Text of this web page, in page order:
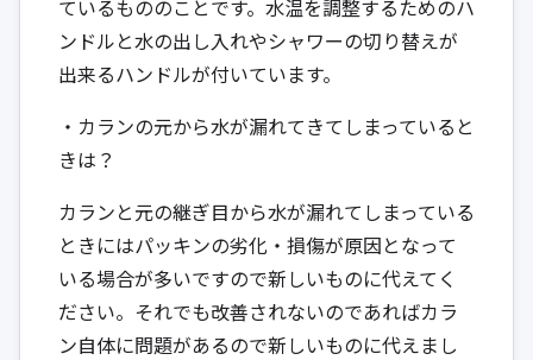
ているもののことです。水温を調整するためのハ
ンドルと水の出し入れやシャワーの切り替えが
出来るハンドルが付いています。
・カランの元から水が漏れてきてしまっていると
きは？
カランと元の継ぎ目から水が漏れてしまっている
ときにはパッキンの劣化・損傷が原因となって
いる場合が多いですので新しいものに代えてく
ださい。それでも改善されないのであればカラ
ン自体に問題があるので新しいものに代えまし